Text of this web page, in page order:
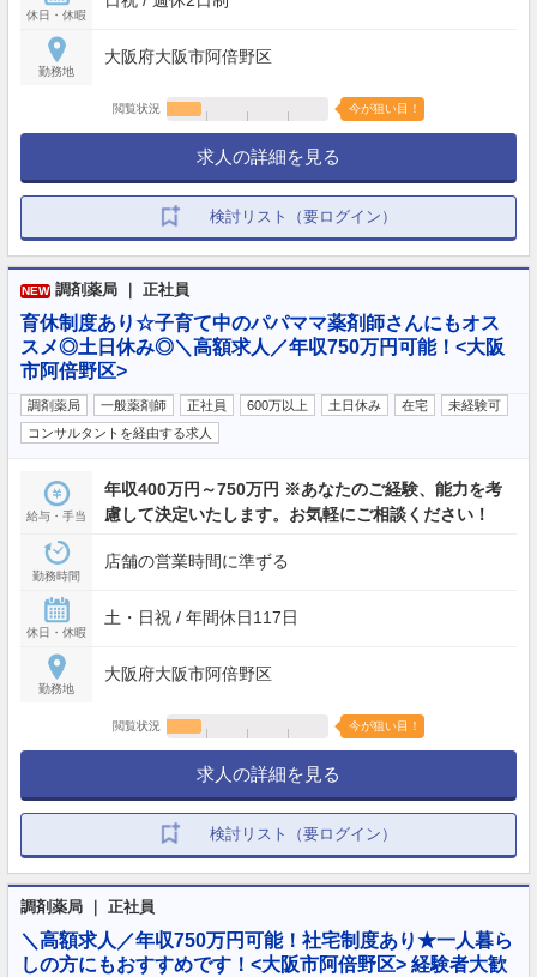
休日・休暇
勤務地
大阪府大阪市阿倍野区
閲覧状況 今が狙い目！
求人の詳細を見る
検討リスト（要ログイン）
NEW 調剤薬局 ｜ 正社員
育休制度あり☆子育て中のパパママ薬剤師さんにもオス
スメ◎土日休み◎＼高額求人／年収750万円可能！<大阪
市阿倍野区>
調剤薬局 一般薬剤師 正社員 600万以上 土日休み 在宅
未経験可
コンサルタントを経由する求人
給与・手当
年収400万円～750万円 ※あなたのご経験、能力を考
慮して決定いたします。お気軽にご相談ください！
勤務時間
店舗の営業時間に準ずる
休日・休暇
土・日祝 / 年間休日117日
勤務地
大阪府大阪市阿倍野区
閲覧状況 今が狙い目！
求人の詳細を見る
検討リスト（要ログイン）
調剤薬局 ｜ 正社員
＼高額求人／年収750万円可能！社宅制度あり★一人暮ら
しの方にもおすすめです！<大阪市阿倍野区> 経験者大歓